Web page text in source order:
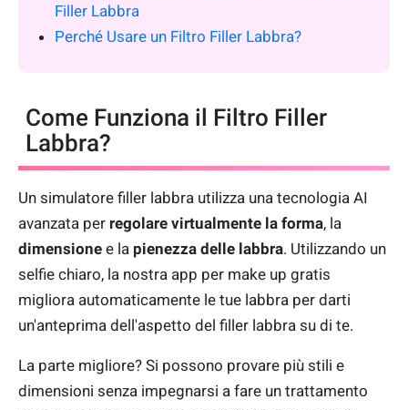
Filler Labbra
Perché Usare un Filtro Filler Labbra?
Come Funziona il Filtro Filler
Labbra?
Un simulatore filler labbra utilizza una tecnologia AI
avanzata per regolare virtualmente la forma, la
dimensione e la pienezza delle labbra. Utilizzando un
selfie chiaro, la nostra app per make up gratis
migliora automaticamente le tue labbra per darti
un'anteprima dell'aspetto del filler labbra su di te.
La parte migliore? Si possono provare più stili e
dimensioni senza impegnarsi a fare un trattamento